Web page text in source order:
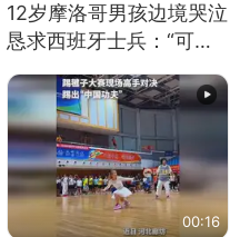
12岁摩洛哥男孩边境哭泣
恳求西班牙士兵：“可不
00:16